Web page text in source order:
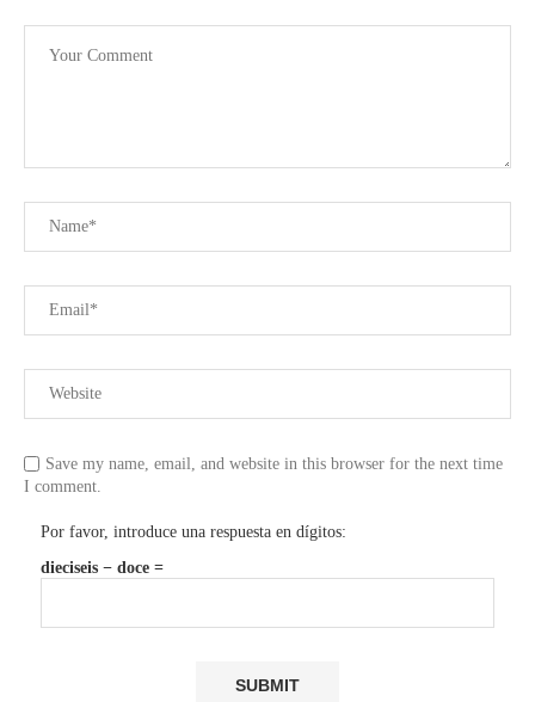
Save my name, email, and website in this browser for the next time
I comment.
Por favor, introduce una respuesta en dígitos:
dieciseis − doce =